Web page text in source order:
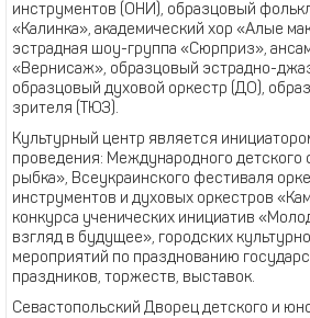
инструментов (ОНИ), образцовый
«Калинка», академический хор «Алые
эстрадная шоу-группа «Сюрприз»,
«Вернисаж», образцовый эстрадно-
образцовый духовой оркестр (ДО),
зрителя (ТЮЗ).
Культурный центр является
проведения: Международного детского
рыбка», Всеукраинского фестиваля
инструментов и духовых оркестров
конкурса ученических инициатив
взгляд в будущее», городских
мероприятий по празднованию
праздников, торжеств, выставок.
Севастопольский Дворец детского и